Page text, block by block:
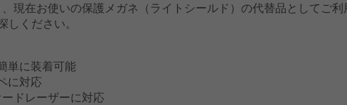
現在お使いの保護メガネ（ライトシールド）の代替品としてご
しください。
単に装着可能
に対応
ードレーザーに対応